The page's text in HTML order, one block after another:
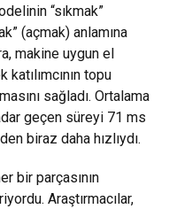
“sıkmak”
(açmak) anlamına
makine uygun el
topu
sağladı. Ortalama
geçen süreyi 71 ms
biraz daha hızlıydı.
bir parçasının
Araştırmacılar,